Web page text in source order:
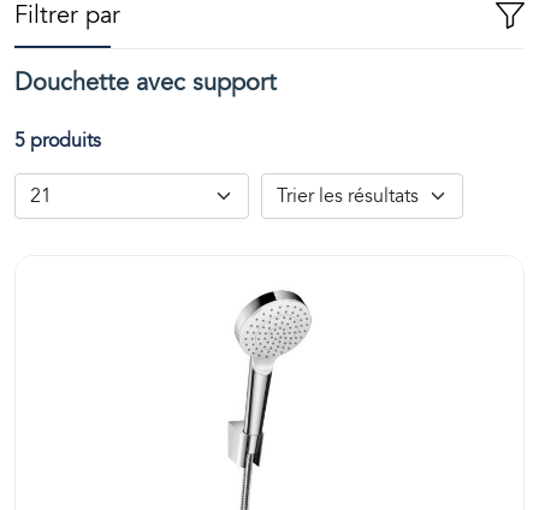
Filtrer par
Douchette avec support
5 produits